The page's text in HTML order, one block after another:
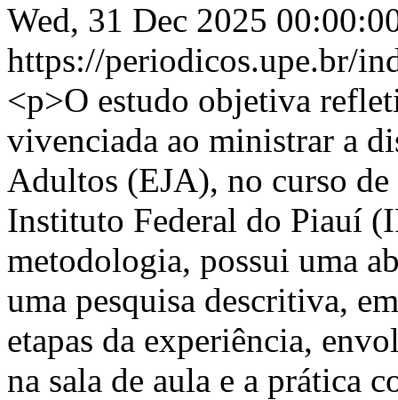
Wed, 31 Dec 2025
https://periodicos.upe.br/
<p>O estudo objetiva
vivenciada ao ministrar a
Adultos (EJA), no curso
Instituto Federal do Piauí
metodologia, possui uma
uma pesquisa descritiva,
etapas da experiência,
na sala de aula e a prática